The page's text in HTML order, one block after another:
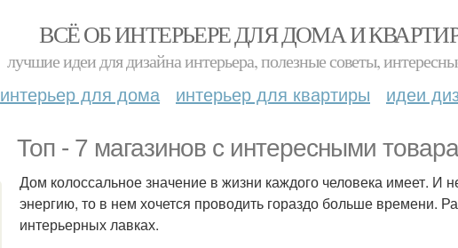
ВСЁ ОБ ИНТЕРЬЕРЕ ДЛЯ ДОМА И
лучшие идеи для дизайна интерьера, полезные советы,
интерьер для дома интерьер для квартиры идеи
Топ - 7 магазинов с интересными
Дом колоссальное значение в жизни каждого человека имеет. И
энергию, то в нем хочется проводить гораздо больше времени.
интерьерных лавках.